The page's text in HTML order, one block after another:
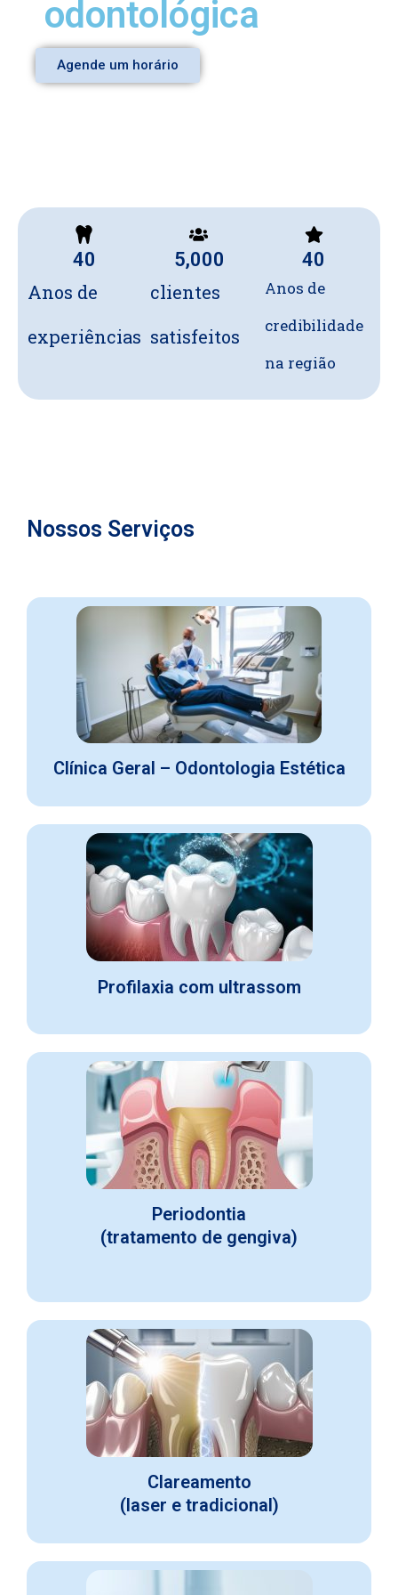
odontológica
Agende um horário
i
d
Anos de
experiências
40
clientes
satisfeitos
5,000
Anos de
credibilidade
na região
40
Nossos Serviços
Clínica Geral – Odontologia Estética
Profilaxia com ultrassom
Periodontia
(tratamento de gengiva)
Clareamento
(laser e tradicional)